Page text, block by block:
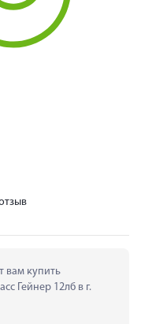
вам купить
Гейнер 12лб в г.